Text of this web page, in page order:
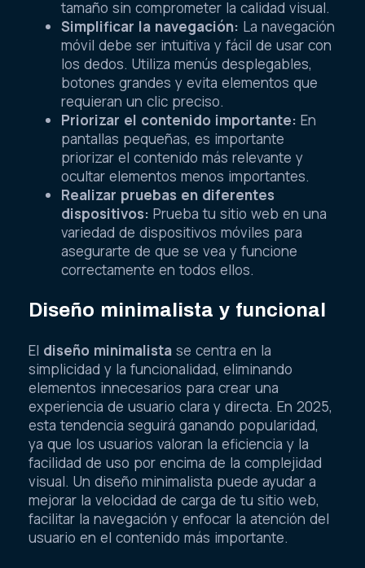
tamaño sin comprometer la calidad visual.
Simplificar la navegación: La navegación
móvil debe ser intuitiva y fácil de usar con
los dedos. Utiliza menús desplegables,
botones grandes y evita elementos que
requieran un clic preciso.
Priorizar el contenido importante: En
pantallas pequeñas, es importante
priorizar el contenido más relevante y
ocultar elementos menos importantes.
Realizar pruebas en diferentes
dispositivos: Prueba tu sitio web en una
variedad de dispositivos móviles para
asegurarte de que se vea y funcione
correctamente en todos ellos.
Diseño minimalista y funcional
El diseño minimalista se centra en la
simplicidad y la funcionalidad, eliminando
elementos innecesarios para crear una
experiencia de usuario clara y directa. En 2025,
esta tendencia seguirá ganando popularidad,
ya que los usuarios valoran la eficiencia y la
facilidad de uso por encima de la complejidad
visual. Un diseño minimalista puede ayudar a
mejorar la velocidad de carga de tu sitio web,
facilitar la navegación y enfocar la atención del
usuario en el contenido más importante.